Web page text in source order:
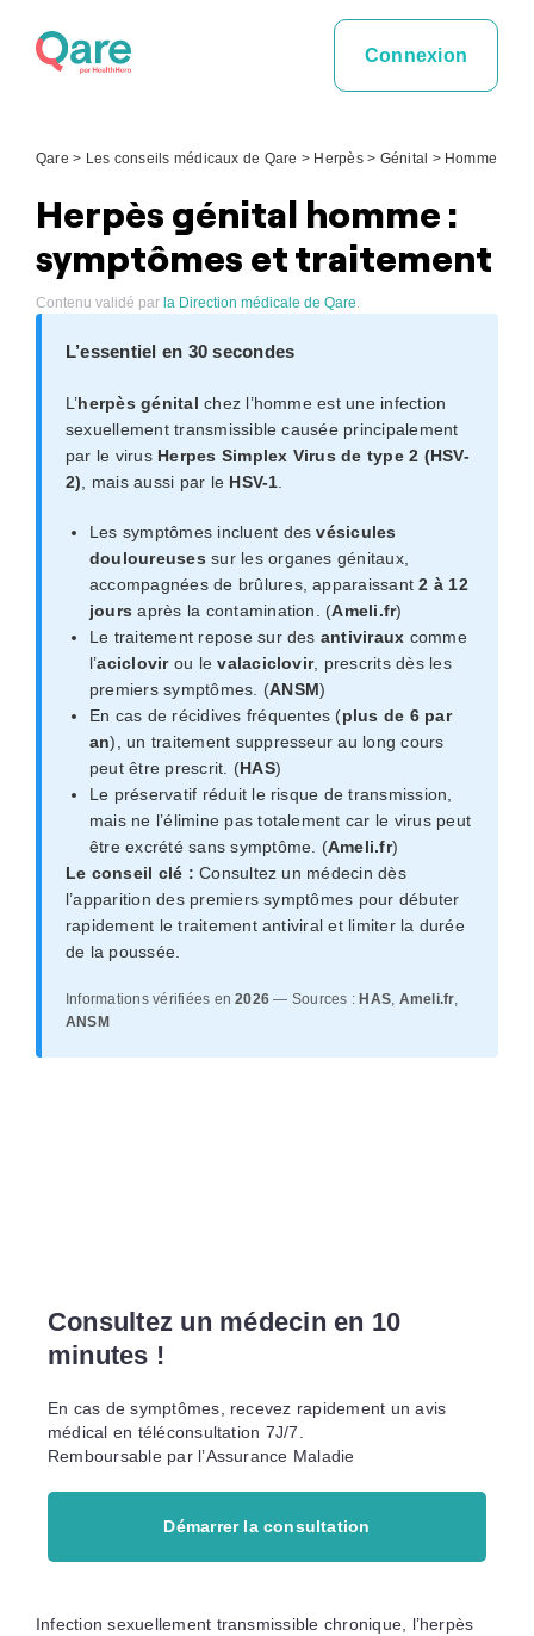
Connexion
Qare > Les conseils médicaux de Qare > Herpès> Génital > Homme
Herpès génital homme :
symptômes et traitement
Contenu validé par la Direction médicale de Qare.
L’essentiel en 30 secondes
L’herpès génital chez l’homme est une infection
sexuellement transmissible causée principalement
par le virus Herpes Simplex Virus de type 2 (HSV-
2) , mais aussi par le HSV-1
Les symptômes incluent desvésicules
douloureuses sur les organes génitaux,
accompagnées de brûlures, apparaissant2 à 12
jours après la contamination. (Ameli.fr)
Le traitement repose sur des antiviraux comme
l’aciclovirou levalaciclovir, prescrits dès les
premiers symptômes. (ANSM)
En cas de récidives fréquentes (plus de 6 par
an), un traitement suppresseur au long cours
peut être prescrit. (HAS)
Le préservatif réduit le risque de transmission,
mais ne l’élimine pas totalement car le virus peut
être excrété sans symptôme. (Ameli.fr)
Le conseil clé : Consultez un médecin dès
l’apparition des premiers symptômes pour débuter
rapidement le traitement antiviral et limiter la durée
de la poussée.
Informations vérifiées en2026 — Sources : HAS, Ameli.fr,
ANSM
Consultez un médecin en 10
minutes !
En cas de symptômes, recevez rapidement un avis
médical en téléconsultation 7J/7.
Remboursable par l’Assurance Maladie
Démarrer la consultation
Infection sexuellement transmissible chronique, l’herpès